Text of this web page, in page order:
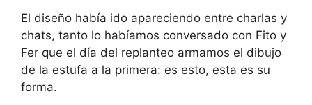
El diseño había ido apareciendo entre charlas y
chats, tanto lo habíamos conversado con Fito y
Fer que el día del replanteo armamos el dibujo
de la estufa a la primera: es esto, esta es su
forma.